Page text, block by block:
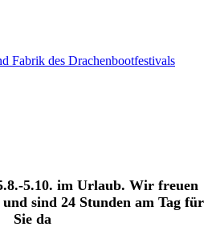
Fabrik des Drachenbootfestivals
5.10. im Urlaub. Wir freuen
sind 24 Stunden am Tag für
Sie da